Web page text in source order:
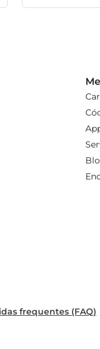
frequentes (FAQ)